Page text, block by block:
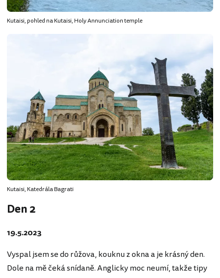
Kutaisi, pohled na Kutaisi, Holy Annunciation temple
Kutaisi, Katedrála Bagrati
Den 2
19.5.2023
Vyspal jsem se do růžova, kouknu z okna a je krásný den.
Dole na mě čeká snídaně. Anglicky moc neumí, takže tipy